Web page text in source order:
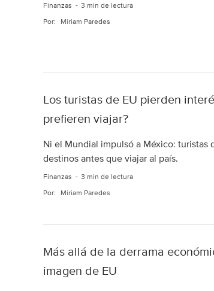
Finanzas 3 min de lectura
Por: Miriam Paredes
Los turistas de EU pierden
prefieren viajar?
Ni el Mundial impulsó a México: turistas
destinos antes que viajar al país.
Finanzas 3 min de lectura
Por: Miriam Paredes
Más allá de la derrama
imagen de EU